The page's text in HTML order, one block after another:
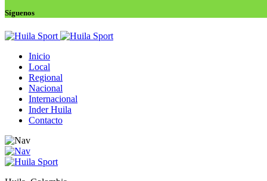
Síguenos
Inicio
Local
Regional
Nacional
Internacional
Inder Huila
Contacto